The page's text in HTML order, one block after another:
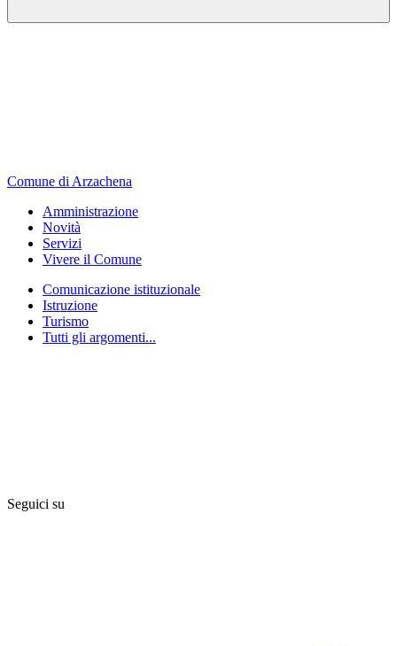
Comune di Arzachena
Amministrazione
Novità
Servizi
Vivere il Comune
Comunicazione istituzionale
Istruzione
Turismo
Tutti gli argomenti...
Seguici su